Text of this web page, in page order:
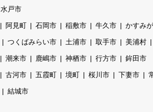
水戸市
阿見町 石岡市 稲敷市 牛久市 かすみ
つくばみらい市 土浦市 取手市 美浦村
潮来市 鹿嶋市 神栖市 行方市 鉾田市
古河市 五霞町 境町 桜川市 下妻市
結城市